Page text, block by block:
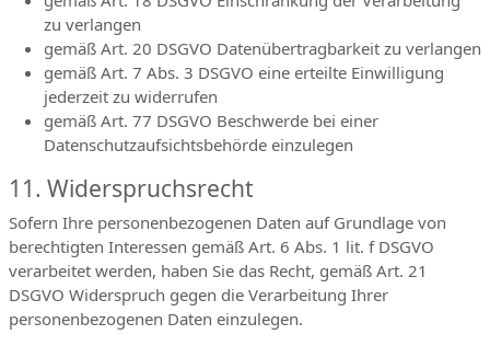
zu verlangen
gemäß Art. 20 DSGVO Datenübertragbarkeit zu verlangen
gemäß Art. 7 Abs. 3 DSGVO eine erteilte Einwilligung
jederzeit zu widerrufen
gemäß Art. 77 DSGVO Beschwerde bei einer
Datenschutzaufsichtsbehörde einzulegen
11. Widerspruchsrecht
Sofern Ihre personenbezogenen Daten auf Grundlage von
berechtigten Interessen gemäß Art. 6 Abs. 1 lit. f DSGVO
verarbeitet werden, haben Sie das Recht, gemäß Art. 21
DSGVO Widerspruch gegen die Verarbeitung Ihrer
personenbezogenen Daten einzulegen.